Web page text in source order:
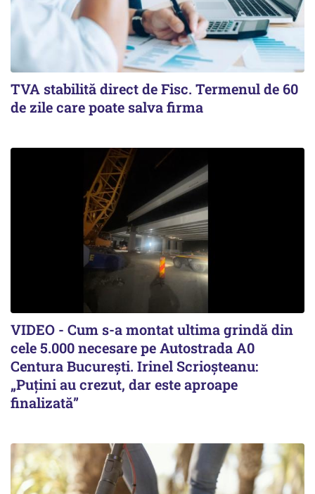
TVA stabilită direct de Fisc. Termenul de 60
de zile care poate salva firma
VIDEO - Cum s-a montat ultima grindă din
cele 5.000 necesare pe Autostrada A0
Centura București. Irinel Scrioșteanu:
„Puțini au crezut, dar este aproape
finalizată”